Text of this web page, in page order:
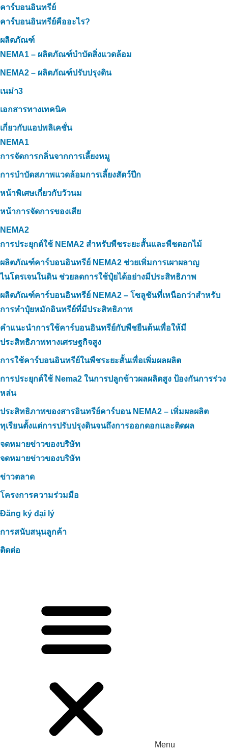
คาร์บอนอินทรีย์
คาร์บอนอินทรีย์คืออะไร?
ผลิตภัณฑ์
NEMA1 – ผลิตภัณฑ์บำบัดสิ่งแวดล้อม
NEMA2 – ผลิตภัณฑ์ปรับปรุงดิน
เนม่า3
เอกสารทางเทคนิค
เกี่ยวกับแอปพลิเคชั่น
NEMA1
การจัดการกลิ่นจากการเลี้ยงหมู
การบำบัดสภาพแวดล้อมการเลี้ยงสัตว์ปีก
หน้าพิเศษเกี่ยวกับวัวนม
หน้าการจัดการของเสีย
NEMA2
การประยุกต์ใช้ NEMA2 สำหรับพืชระยะสั้นและพืชดอกไม้
ผลิตภัณฑ์คาร์บอนอินทรีย์ NEMA2 ช่วยเพิ่มการเผาผลาญ
ไนโตรเจนในดิน ช่วยลดการใช้ปุ๋ยได้อย่างมีประสิทธิภาพ
ผลิตภัณฑ์คาร์บอนอินทรีย์ NEMA2 – โซลูชันที่เหนือกว่าสำหรับ
การทำปุ๋ยหมักอินทรีย์ที่มีประสิทธิภาพ
คำแนะนำการใช้คาร์บอนอินทรีย์กับพืชยืนต้นเพื่อให้มี
ประสิทธิภาพทางเศรษฐกิจสูง
การใช้คาร์บอนอินทรีย์ในพืชระยะสั้นเพื่อเพิ่มผลผลิต
การประยุกต์ใช้ Nema2 ในการปลูกข้าวผลผลิตสูง ป้องกันการร่วง
หล่น
ประสิทธิภาพของสารอินทรีย์คาร์บอน NEMA2 – เพิ่มผลผลิต
ทุเรียนตั้งแต่การปรับปรุงดินจนถึงการออกดอกและติดผล
จดหมายข่าวของบริษัท
จดหมายข่าวของบริษัท
ข่าวตลาด
โครงการความร่วมมือ
Đăng ký đại lý
การสนับสนุนลูกค้า
ติดต่อ
Menu